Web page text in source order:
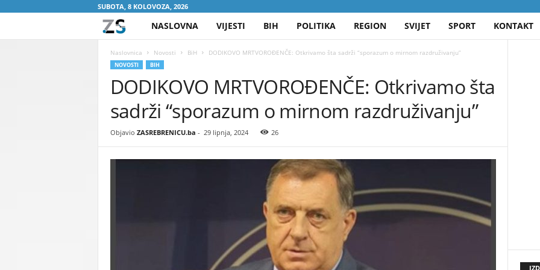
SUBOTA, 8 KOLOVOZA, 2026
A
S
E
B
NASLOVNA VIJESTI BIH POLITIKA REGION SVIJET SPORT KONTAKT
Naslovnica Novosti BiH DODIKOVO MRTVOROĐENČE: Otkrivamo šta sadrži “sporazum o mirnom razdruživanju”
NOVOSTI BIH
DODIKOVO MRTVOROĐENČE: Otkrivamo šta
sadrži “sporazum o mirnom razdruživanju”
Objavio ZASREBRENICU.ba - 29 lipnja, 2024 26